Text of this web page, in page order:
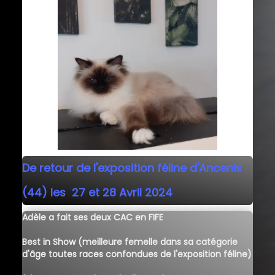
Actualités
Informations
Contact
De retour de l'exposition féline d'Ancenis
(44) les 27 et 28 Avril 2024
Adèle a fait ses deux CAC en FIFE
Best in Show (meilleure femelle dans sa catégorie
d'âge toutes races confondues de l'exposition féline)